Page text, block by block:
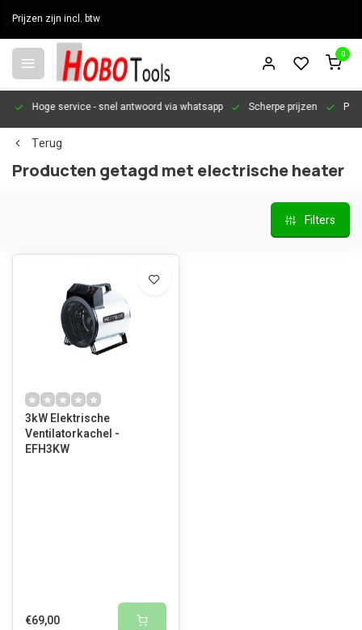
Prijzen zijn incl. btw
0
Hoge service- snel antwoord via whatsapp Scherpe prijzen
Terug
Producten getagd met electrische heater
Filters
3kW Elektrische
Ventilatorkachel -
EFH3KW
€69,00